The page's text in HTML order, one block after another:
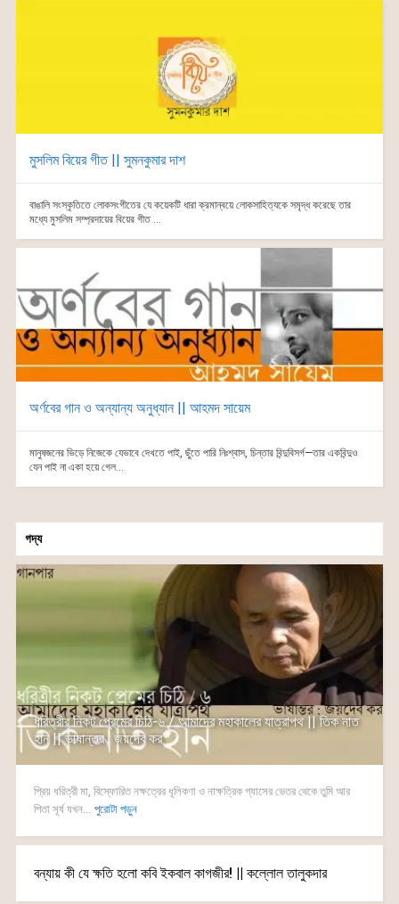
মুসলিম বিয়ের গীত || সুমনকুমার দাশ
বাঙালি সংস্কৃতিতে লোকসংগীতের যে কয়েকটি ধারা ক্রমান্বয়ে লোকসাহিত্যকে সমৃদ্ধ করেছে তার
মধ্যে মুসলিম সম্প্রদায়ের বিয়ের গীত ...
অর্ণবের গান ও অন্যান্য অনুধ্যান || আহমদ সায়েম
মানুষজনের ভিড়ে নিজেকে যেভাবে দেখতে পাই, ছুঁতে পারি নিঃশ্বাস, চিন্তার বিন্দুবিসর্গ—তার একবিন্দুও
যেন পাই না একা হয়ে গেল...
গদ্য
ধরিত্রীর নিকট প্রেমের চিঠি-৬ / আমাদের মহাকালের যাত্রাপথ || তিক নাত
হান || ভাষান্তর : জয়দেব কর
প্রিয় ধরিত্রী মা, বিস্ফোরিত নক্ষত্রের ধূলিকণা ও নাক্ষত্রিক গ্যাসের ভেতর থেকে তুমি আর
পিতা সূর্য যখন...
পুরোটা পড়ুন
বন্যায় কী যে ক্ষতি হলো কবি ইকবাল কাগজীর! || কল্লোল তালুকদার